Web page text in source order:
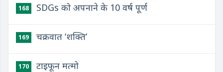
168 SDGs को अपनाने के 10 वर्ष पूर्ण
169 चक्रवात ‘शक्ति’
170 टाइफून मत्मो